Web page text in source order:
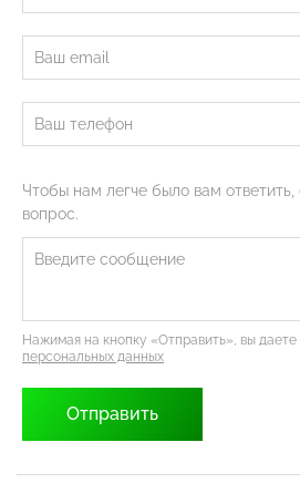
Чтобы нам легче было вам
вопрос.
Нажимая на кнопку «Отправить», вы
персональных данных